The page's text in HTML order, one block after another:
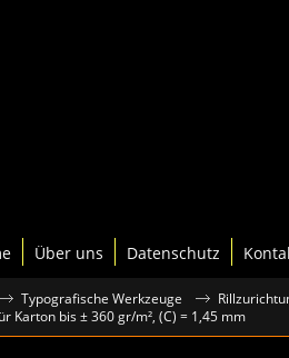
Über uns Datenschutz
Typografische Werkzeuge
Karton bis ± 360 gr/m², (C) = 1,45 mm